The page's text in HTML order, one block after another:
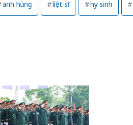
anh hùng liệt sĩ hy sinh